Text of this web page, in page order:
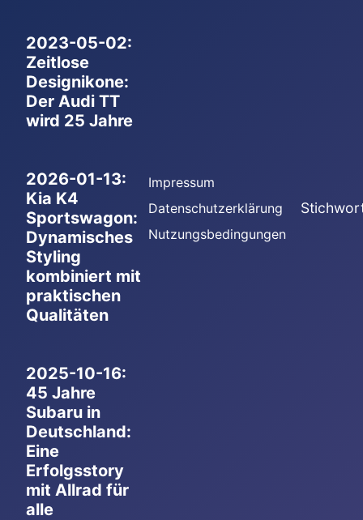
2023-05-02:
Zeitlose
Designikone:
Der Audi TT
wird 25 Jahre
2026-01-13:
Kia K4
Sportswagon:
Dynamisches
Styling
kombiniert mit
praktischen
Qualitäten
2025-10-16:
45 Jahre
Subaru in
Deutschland:
Eine
Erfolgsstory
mit Allrad für
alle
Impressum
Datenschutzerklärung
Nutzungsbedingungen